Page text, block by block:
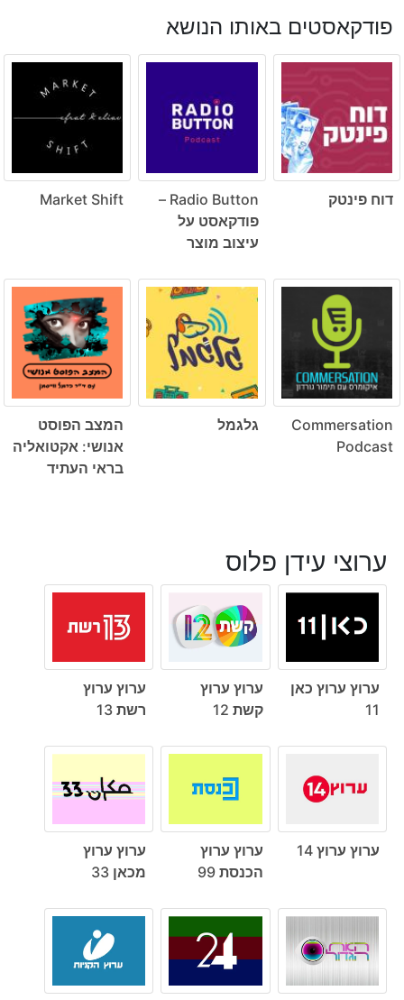
פודקאסטים באותו הנושא
דוח פינטק
Radio Button –
פודקאסט על
עיצוב מוצר
Market Shift
Commersation
Podcast
גלגמל
המצב הפוסט
אנושי: אקטואליה
בראי העתיד
ערוצי עידן פלוס
ערוץ ערוץ כאן
11
ערוץ ערוץ
קשת 12
ערוץ ערוץ
רשת 13
ערוץ ערוץ 14
ערוץ ערוץ
הכנסת 99
ערוץ ערוץ
מכאן 33